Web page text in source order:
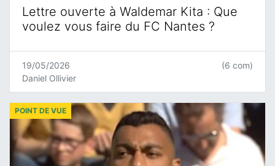
Lettre ouverte à Waldemar Kita : Que
voulez vous faire du FC Nantes ?
19/05/2026
Daniel Ollivier
(6 com)
POINT DE VUE